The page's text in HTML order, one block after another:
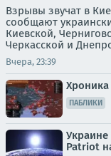
Взрывы звучат в
сообщают
Киевской,
Черкасской и
Вчера, 23:39
ПАБЛИКИ
Украине
Patriot